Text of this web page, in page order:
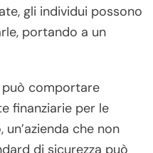
gli individui possono
portando a un
può comportare
finanziarie per le
che non
di sicurezza può